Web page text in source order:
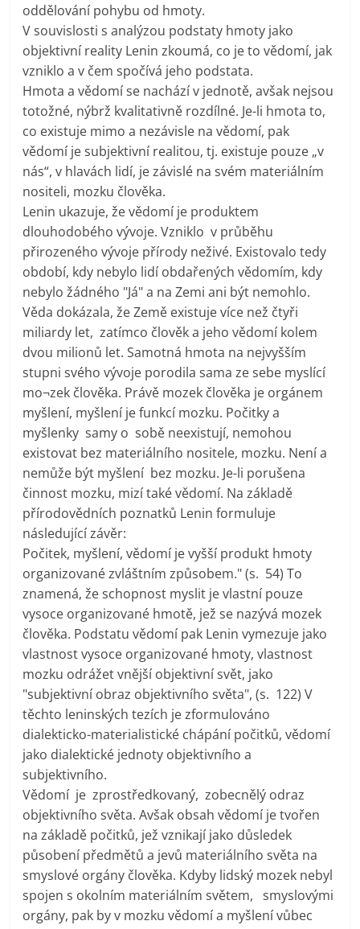
oddělování pohybu od hmoty.
V souvislosti s analýzou podstaty hmoty jako
objektivní reality Lenin zkoumá, co je to vědomí, jak
vzniklo a v čem spočívá jeho podstata.
Hmota a vědomí se nachází v jednotě, avšak nejsou
totožné, nýbrž kvalitativně rozdílné. Je-li hmota to,
co existuje mimo a nezávisle na vědomí, pak
vědomí je subjektivní realitou, tj. existuje pouze „v
nás“, v hlavách lidí, je závislé na svém materiálním
nositeli, mozku člověka.
Lenin ukazuje, že vědomí je produktem
dlouhodobého vývoje. Vzniklo v průběhu
přirozeného vývoje přírody neživé. Existovalo tedy
období, kdy nebylo lidí obdařených vědomím, kdy
nebylo žádného "Já" a na Zemi ani být nemohlo.
Věda dokázala, že Země existuje více než čtyři
miliardy let, zatímco člověk a jeho vědomí kolem
dvou milionů let. Samotná hmota na nejvyšším
stupni svého vývoje porodila sama ze sebe myslící
mo¬zek člověka. Právě mozek člověka je orgánem
myšlení, myšlení je funkcí mozku. Počitky a
myšlenky samy o sobě neexistují, nemohou
existovat bez materiálního nositele, mozku. Není a
nemůže být myšlení bez mozku. Je-li porušena
činnost mozku, mizí také vědomí. Na základě
přírodovědních poznatků Lenin formuluje
následující závěr:
Počitek, myšlení, vědomí je vyšší produkt hmoty
organizované zvláštním způsobem." (s. 54) To
znamená, že schopnost myslit je vlastní pouze
vysoce organizované hmotě, jež se nazývá mozek
člověka. Podstatu vědomí pak Lenin vymezuje jako
vlastnost vysoce organizované hmoty, vlastnost
mozku odrážet vnější objektivní svět, jako
"subjektivní obraz objektivního světa", (s. 122) V
těchto leninských tezích je zformulováno
dialekticko-materialistické chápání počitků, vědomí
jako dialektické jednoty objektivního a
subjektivního.
Vědomí je zprostředkovaný, zobecnělý odraz
objektivního světa. Avšak obsah vědomí je tvořen
na základě počitků, jež vznikají jako důsledek
působení předmětů a jevů materiálního světa na
smyslové orgány člověka. Kdyby lidský mozek nebyl
spojen s okolním materiálním světem, smyslovými
orgány, pak by v mozku vědomí a myšlení vůbec